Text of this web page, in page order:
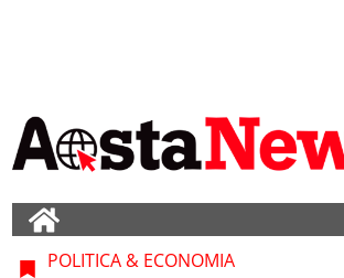
POLITICA & ECONOMIA